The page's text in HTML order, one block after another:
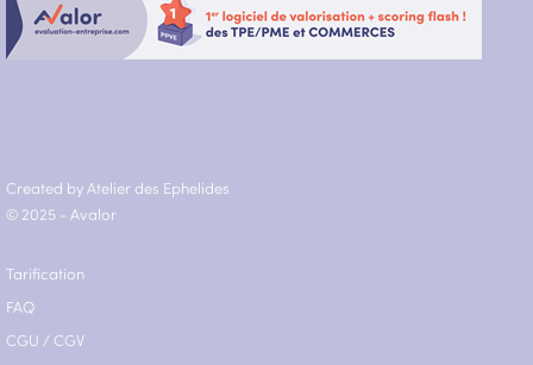
Created by Atelier des Ephelides
© 2025 - Avalor
Tarification
FAQ
CGU / CGV